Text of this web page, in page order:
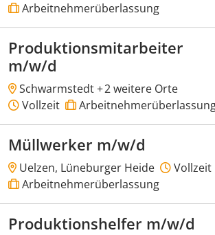
Arbeitnehmerüberlassung
Produktionsmitarbeiter
m/w/d
Schwarmstedt +2 weitere Orte
Vollzeit
Müllwerker m/w/d
Uelzen, Lüneburger Heide
Vollzeit
Arbeitnehmerüberlassung
Produktionshelfer m/w/d